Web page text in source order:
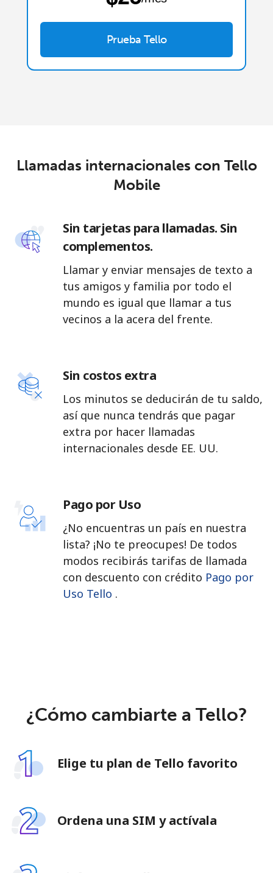
Prueba Tello
Llamadas internacionales con Tello
Mobile
Sin tarjetas para llamadas. Sin
complementos.
Llamar y enviar mensajes de texto a
tus amigos y familia por todo el
mundo es igual que llamar a tus
vecinos a la acera del frente.
Sin costos extra
Los minutos se deducirán de tu saldo,
así que nunca tendrás que pagar
extra por hacer llamadas
internacionales desde EE. UU.
Pago por Uso
¿No encuentras un país en nuestra
lista? ¡No te preocupes! De todos
modos recibirás tarifas de llamada
con descuento con crédito Pago por
Uso Tello .
¿Cómo cambiarte a Tello?
Elige tu plan de Tello favorito
Ordena una SIM y actívala